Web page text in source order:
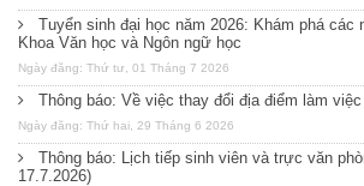
Tuyển sinh đại học năm 2026: Khám phá các
Khoa Văn học và Ngôn ngữ học
Ngày đăng: Thứ tư, 01 Tháng 7 2026
Thông báo: Về việc thay đổi địa điểm làm việc
Ngày đăng: Thứ hai, 29 Tháng 6 2026
Thông báo: Lịch tiếp sinh viên và trực văn
17.7.2026)